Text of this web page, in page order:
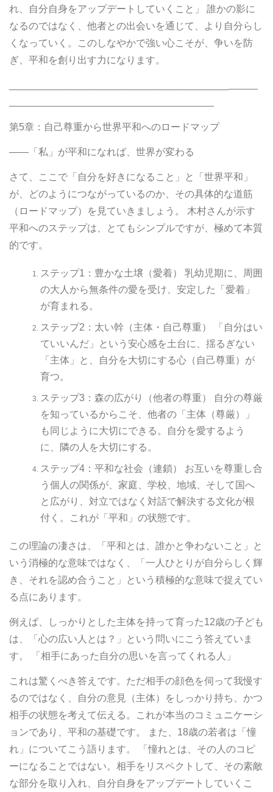
れ、自分自身をアップデートしていくこと」 誰かの影に
なるのではなく、他者との出会いを通じて、より自分らし
くなっていく。このしなやかで強い心こそが、争いを防
ぎ、平和を創り出す力になります。
第5章：自己尊重から世界平和へのロードマップ
――「私」が平和になれば、世界が変わる
さて、ここで「自分を好きになること」と「世界平和」
が、どのようにつながっているのか、その具体的な道筋
（ロードマップ）を見ていきましょう。 木村さんが示す
平和へのステップは、とてもシンプルですが、極めて本質
的です。
ステップ1：豊かな土壌（愛着） 乳幼児期に、周囲
の大人から無条件の愛を受け、安定した「愛着」
が育まれる。
ステップ2：太い幹（主体・自己尊重） 「自分はい
ていいんだ」という安心感を土台に、揺るぎない
「主体」と、自分を大切にする心（自己尊重）が
育つ。
ステップ3：森の広がり（他者の尊重） 自分の尊厳
を知っているからこそ、他者の「主体（尊厳）」
も同じように大切にできる。自分を愛するよう
に、隣の人を大切にする。
ステップ4：平和な社会（連鎖） お互いを尊重し合
う個人の関係が、家庭、学校、地域、そして国へ
と広がり、対立ではなく対話で解決する文化が根
付く。これが「平和」の状態です。
この理論の凄さは、「平和とは、誰かと争わないこと」と
いう消極的な意味ではなく、「一人ひとりが自分らしく輝
き、それを認め合うこと」という積極的な意味で捉えてい
る点にあります。
例えば、しっかりとした主体を持って育った12歳の子ども
は、「心の広い人とは？」という問いにこう答えていま
す。 「相手にあった自分の思いを言ってくれる人」
これは驚くべき答えです。ただ相手の顔色を伺って我慢す
るのではなく、自分の意見（主体）をしっかり持ち、かつ
相手の状態を考えて伝える。これが本当のコミュニケーシ
ョンであり、平和の基礎です。 また、18歳の若者は「憧
れ」についてこう語ります。 「憧れとは、その人のコピ
ーになることではない。相手をリスペクトして、その素敵
な部分を取り入れ、自分自身をアップデートしていくこ